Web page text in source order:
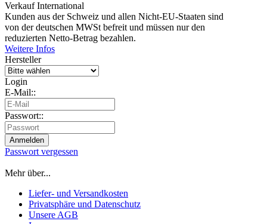
Verkauf International
Kunden aus der Schweiz und allen Nicht-EU-Staaten sind
von der deutschen MWSt befreit und müssen nur den
reduzierten Netto-Betrag bezahlen.
Weitere Infos
Hersteller
Login
E-Mail::
Passwort::
Passwort vergessen
Mehr über...
Liefer- und Versandkosten
Privatsphäre und Datenschutz
Unsere AGB